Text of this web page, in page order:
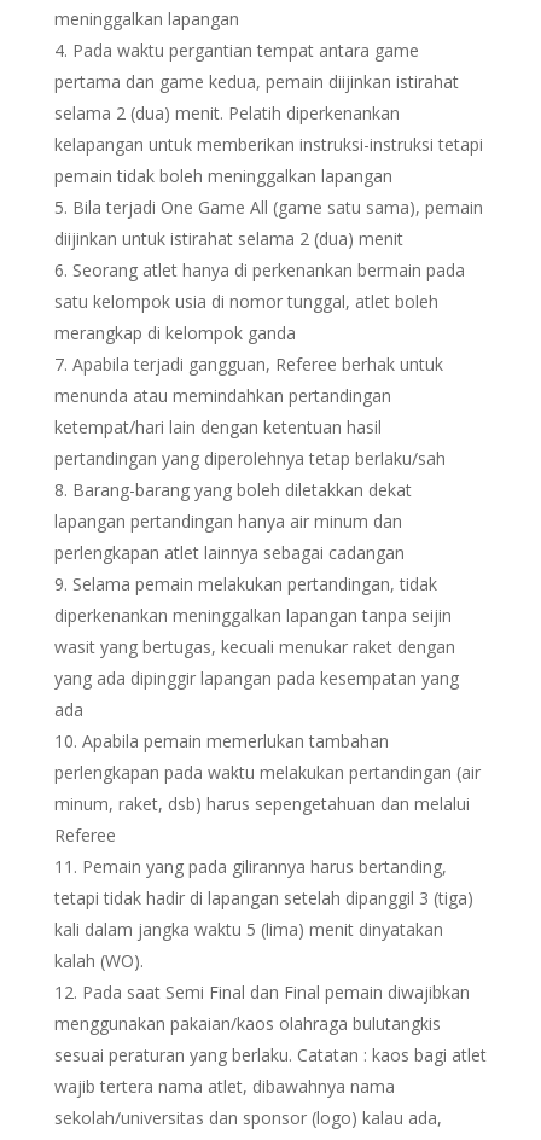
meninggalkan lapangan
Pada waktu pergantian tempat antara game
pertama dan game kedua, pemain diijinkan istirahat
selama 2 (dua) menit. Pelatih diperkenankan
kelapangan untuk memberikan instruksi-instruksi tetapi
pemain tidak boleh meninggalkan lapangan
Bila terjadi One Game All (game satu sama), pemain
diijinkan untuk istirahat selama 2 (dua) menit
Seorang atlet hanya di perkenankan bermain pada
satu kelompok usia di nomor tunggal, atlet boleh
merangkap di kelompok ganda
Apabila terjadi gangguan, Referee berhak untuk
menunda atau memindahkan pertandingan
ketempat/hari lain dengan ketentuan hasil
pertandingan yang diperolehnya tetap berlaku/sah
Barang-barang yang boleh diletakkan dekat
lapangan pertandingan hanya air minum dan
perlengkapan atlet lainnya sebagai cadangan
Selama pemain melakukan pertandingan, tidak
diperkenankan meninggalkan lapangan tanpa seijin
wasit yang bertugas, kecuali menukar raket dengan
yang ada dipinggir lapangan pada kesempatan yang
ada
Apabila pemain memerlukan tambahan
perlengkapan pada waktu melakukan pertandingan (air
minum, raket, dsb) harus sepengetahuan dan melalui
Referee
Pemain yang pada gilirannya harus bertanding,
tetapi tidak hadir di lapangan setelah dipanggil 3 (tiga)
kali dalam jangka waktu 5 (lima) menit dinyatakan
kalah (WO).
Pada saat Semi Final dan Final pemain diwajibkan
menggunakan pakaian/kaos olahraga bulutangkis
sesuai peraturan yang berlaku. Catatan : kaos bagi atlet
wajib tertera nama atlet, dibawahnya nama
sekolah/universitas dan sponsor (logo) kalau ada,